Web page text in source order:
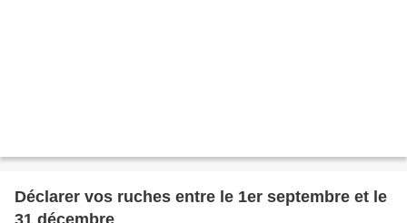
Déclarer vos ruches entre le 1er septembre et le
31 décembre